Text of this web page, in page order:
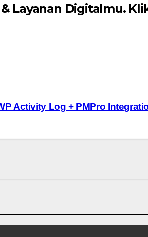
Layanan Digitalmu.
Activity Log + PMPro